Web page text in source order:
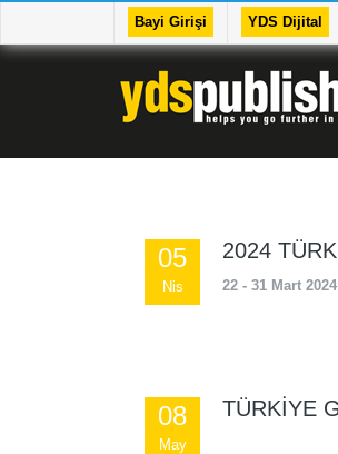
Bayi Girişi YDS Dijital
05
Nis
2024
22 - 31 Mart 2024
08
May
TÜRKIYE